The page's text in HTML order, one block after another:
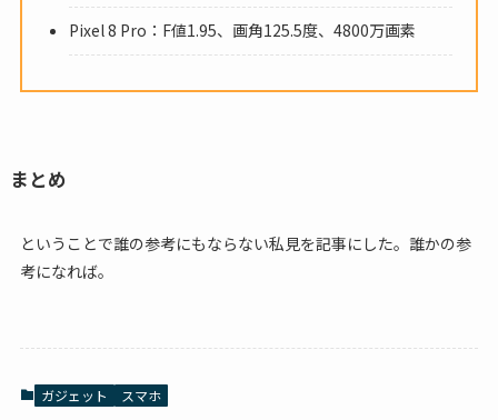
Pixel 8 Pro：F値1.95、画角125.5度、4800万画素
まとめ
ということで誰の参考にもならない私見を記事にした。誰かの参
考になれば。
ガジェット スマホ